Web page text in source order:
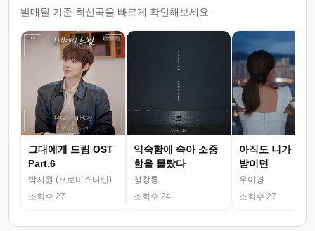
발매월 기준 최신곡을 빠르게 확인해보세요.
그대에게 드림 OST
Part.6
박지원 (프로미스나인)
조회수 27
익숙함에 속아 소중
함을 몰랐다
정창룡
조회수 24
아직도 니가 그
밤이면
우이경
조회수 27